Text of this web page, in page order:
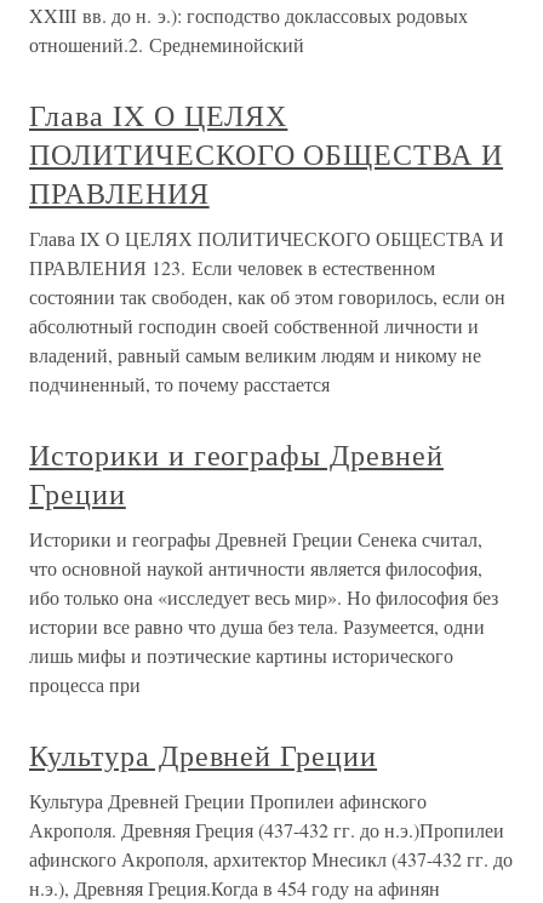
XXIII вв. до н. э.): господство доклассовых родовых
отношений.2. Среднеминойский
Глава IX О ЦЕЛЯХ
ПОЛИТИЧЕСКОГО ОБЩЕСТВА И
ПРАВЛЕНИЯ
Глава IX О ЦЕЛЯХ ПОЛИТИЧЕСКОГО ОБЩЕСТВА И
ПРАВЛЕНИЯ 123. Если человек в естественном
состоянии так свободен, как об этом говорилось, если он
абсолютный господин своей собственной личности и
владений, равный самым великим людям и никому не
подчиненный, то почему расстается
Историки и географы Древней
Греции
Историки и географы Древней Греции Сенека считал,
что основной наукой античности является философия,
ибо только она «исследует весь мир». Но философия без
истории все равно что душа без тела. Разумеется, одни
лишь мифы и поэтические картины исторического
процесса при
Культура Древней Греции
Культура Древней Греции Пропилеи афинского
Акрополя. Древняя Греция (437-432 гг. до н.э.)Пропилеи
афинского Акрополя, архитектор Мнесикл (437-432 гг. до
н.э.), Древняя Греция.Когда в 454 году на афинян